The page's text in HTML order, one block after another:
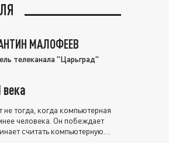
МАЛОФЕЕВ
телеканала "Царьград"
тогда, когда компьютерная
человека. Он побеждает
считать компьютерную